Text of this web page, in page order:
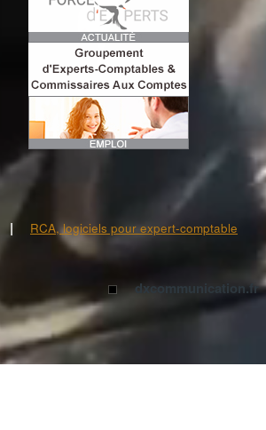
| RCA, logiciels pour expert-comptable
dxcommunication.fr